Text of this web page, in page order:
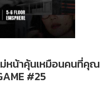
หน้าคุ้นเหมือนคนที่คุณ
#25